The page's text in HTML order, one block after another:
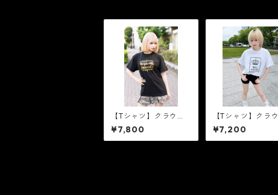
【Tシャツ】クラウン
ロゴ ［ゴールドラメ］
¥7,800
【Tシャツ】クラウ
ロゴ［ブラックラ
¥7,200